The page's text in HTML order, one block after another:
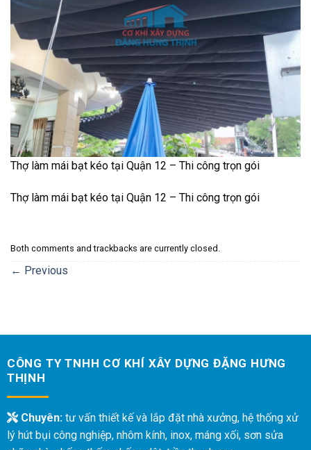
Thợ làm mái bạt kéo tại Quận 12 – Thi công trọn gói
Thợ làm mái bạt kéo tại Quận 12 – Thi công trọn gói
Both comments and trackbacks are currently closed.
← Previous
CÔNG TY TNHH CƠ KHÍ XÂY DỰNG ĐẶNG HƯNG
THỊNH
Chuyên:tư vấn thiết kế và lắp đặt nhà xưởng, hệ thống xử
lý hút bụi công nghiệp, nhôm kính, inox, máng xối, sơn sửa